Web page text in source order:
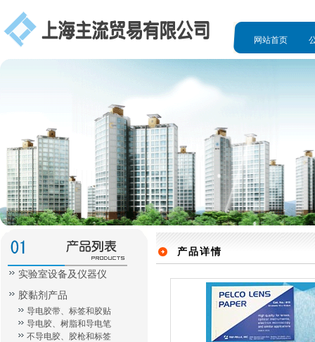
网站首页
产品详情
实验室设备及仪器仪
胶黏剂产品
导电胶带、标签和胶贴
导电胶、树脂和导电笔
不导电胶、胶枪和标签